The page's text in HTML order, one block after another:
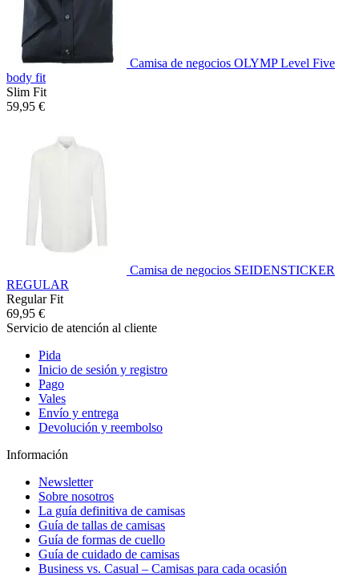
Camisa de negocios OLYMP Level Five
body fit
Slim Fit
59,95 €
Camisa de negocios SEIDENSTICKER
REGULAR
Regular Fit
69,95 €
Servicio de atención al cliente
Pida
Inicio de sesión y registro
Pago
Vales
Envío y entrega
Devolución y reembolso
Información
Newsletter
Sobre nosotros
La guía definitiva de camisas
Guía de tallas de camisas
Guía de formas de cuello
Guía de cuidado de camisas
Business vs. Casual – Camisas para cada ocasión